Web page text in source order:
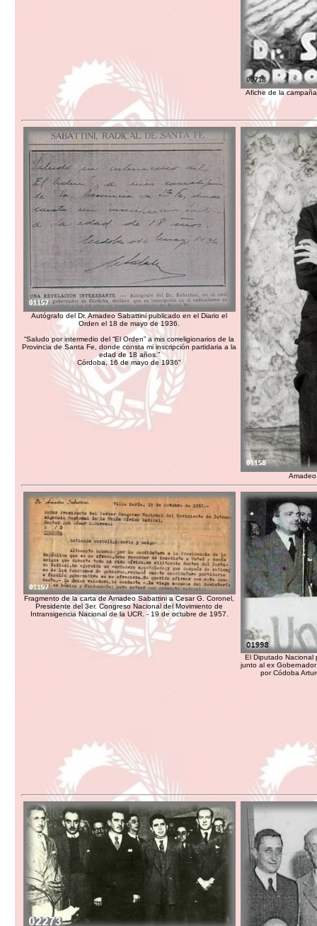
Afiche de la
Autógrafo del Dr. Amadeo Sabattini publicado en el Diario el
Orden el 18 de mayo de 1936.
“Saludo por intermedio del “El Orden” a mis correligionarios de la
Provincia de Santa Fe, donde consta mi inscripción partidaria a la
edad de 18 años.”
Córdoba, 16 de mayo de 1936"
Fragmento de la carta de Amadeo Sabattini a Cesar G. Coronel,
Presidente del 3er. Congreso Nacional del Movimiento de
Intransigencia Nacional de la UCR. - 19 de octubre de 1957.
El Diputado Nacional
junto al ex
por Códoba